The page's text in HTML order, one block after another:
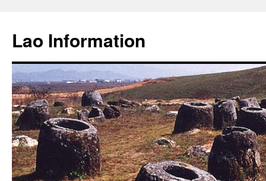
contenu
Lao Information